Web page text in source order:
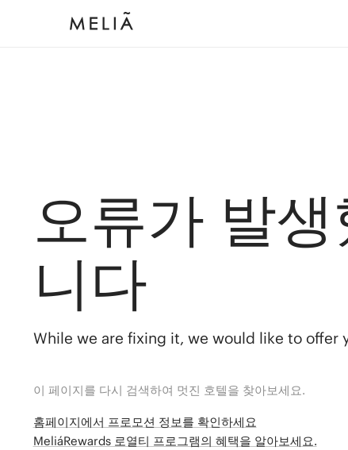
오류가 발
니다
While we are fixing it, we would like to offer
이 페이지를 다시 검색하여 멋진 호텔을 찾아보세요.
홈페이지에서 프로모션 정보를 확인하세요
MeliáRewards 로열티 프로그램의 혜택을 알아보세요.